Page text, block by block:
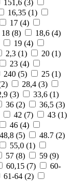
151,6 (3)
16,35 (1)
17 (4)
18 (8) 18,6 (4)
19 (4)
2,3 (1) 20 (1)
23 (4)
240 (5) 25 (1)
2) 28,4 (3)
(3) 33,6 (1)
36 (2) 36,5 (3)
42 (7) 43 (1)
46 (4)
48,8 (5) 48.7 (2)
55,0 (1)
57 (8) 59 (9)
60,15 (7)
60-
61-64 (2)